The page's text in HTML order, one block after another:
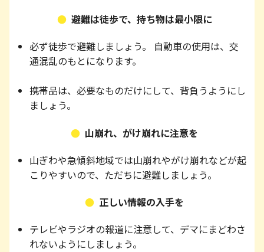
避難は徒歩で、持ち物は最小限に
必ず徒歩で避難しましょう。 自動車の使用は、交
通混乱のもとになります。
携帯品は、必要なものだけにして、背負うようにし
ましょう。
山崩れ、がけ崩れに注意を
山ぎわや急傾斜地域では山崩れやがけ崩れなどが起
こりやすいので、ただちに避難しましょう。
正しい情報の入手を
テレビやラジオの報道に注意して、デマにまどわさ
れないようにしましょう。